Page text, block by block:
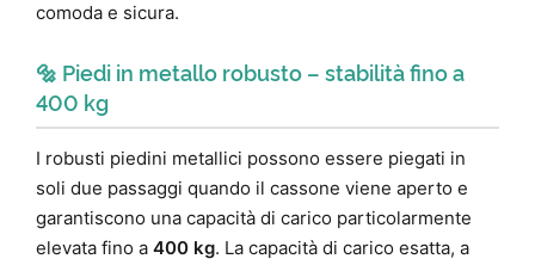
comoda e sicura.
🔩 Piedi in metallo robusto – stabilità fino a
400 kg
I robusti piedini metallici possono essere piegati in
soli due passaggi quando il cassone viene aperto e
garantiscono una capacità di carico particolarmente
elevata fino a 400 kg. La capacità di carico esatta, a